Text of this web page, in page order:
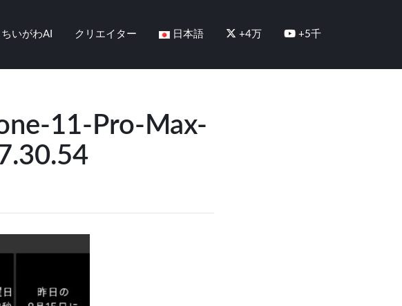
ちいがわAI クリエイター 日本語 +4万 +5千
11-Pro-Max-